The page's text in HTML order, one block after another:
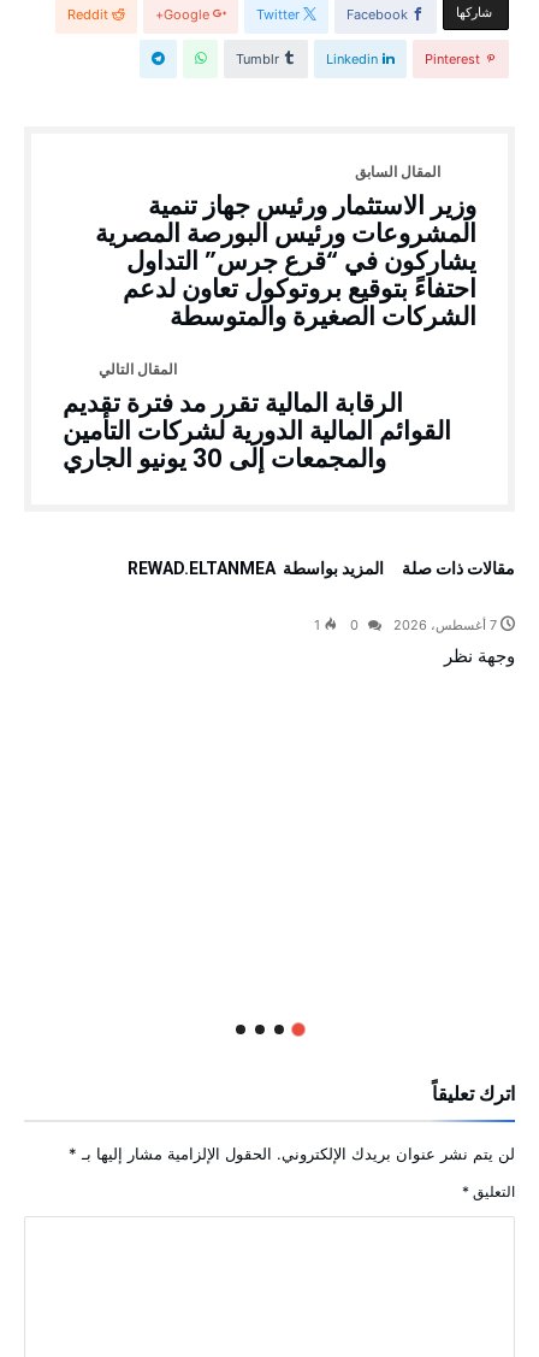
‫‫ شاركها‬ Facebook
Twitter
Google+
Reddit
Pinterest
Linkedin
Tumblr
وزير الاستثمار ورئيس جهاز تنمية
المشروعات ورئيس البورصة المصرية
يشاركون في “قرع جرس” التداول
احتفاءً بتوقيع بروتوكول تعاون لدعم
الشركات الصغيرة والمتوسطة
الرقابة المالية تقرر مد فترة تقديم
القوائم المالية الدورية لشركات التأمين
والمجمعات إلى 30 يونيو الجاري
‫مقالات ذات صلة‬ ‫‫المزيد بواسطة‬ ‬ REWAD.ELTANMEA
7 أغسطس، 2026 1
وجهة نظر
اترك تعليقاً
لن يتم نشر عنوان بريدك الإلكتروني. الحقول الإلزامية مشار إليها بـ *
التعليق *